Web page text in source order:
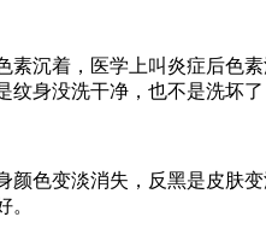
素沉着，医学上叫炎症后色
纹身没洗干净，也不是洗坏了
颜色变淡消失，反黑是皮肤
。